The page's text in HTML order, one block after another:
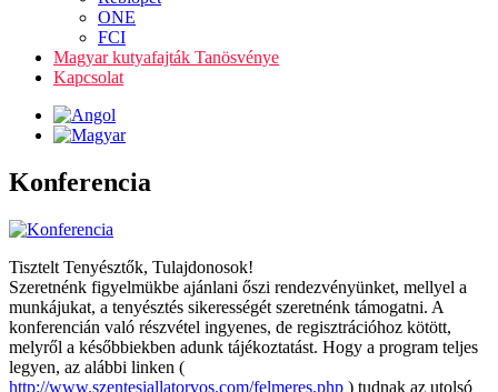
ONE
FCI
Magyar kutyafajták Tanösvénye
Kapcsolat
Konferencia
Tisztelt Tenyésztők, Tulajdonosok!
Szeretnénk figyelmükbe ajánlani őszi rendezvényünket, mellyel a
munkájukat, a tenyésztés sikerességét szeretnénk támogatni. A
konferencián való részvétel ingyenes, de regisztrációhoz kötött,
melyről a későbbiekben adunk tájékoztatást. Hogy a program teljes
legyen, az alábbi linken (
http://www.szentesiallatorvos.com/felmeres.php ) tudnak az utolsó